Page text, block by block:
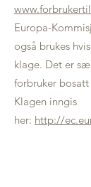
Europa-
også brukes
klage. Det er
forbruker
Klagen inngis
her: http://